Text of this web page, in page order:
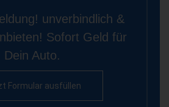
unverbindlich &
Sofort Geld für
Dein Auto.
Formular ausfüllen